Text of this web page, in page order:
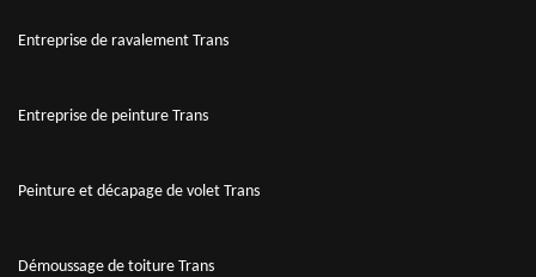
Entreprise de ravalement Trans
Entreprise de peinture Trans
Peinture et décapage de volet Trans
Démoussage de toiture Trans